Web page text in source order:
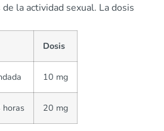
la actividad sexual. La dosis
Dosis
10 mg
horas 20 mg